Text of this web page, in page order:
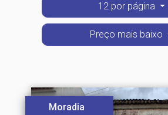
12 por página
Preço mais baixo
Moradia